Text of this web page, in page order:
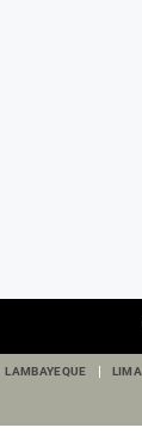
LAMBAYEQUE LIMA